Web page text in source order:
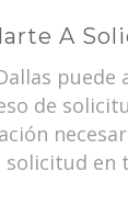
A
de
en